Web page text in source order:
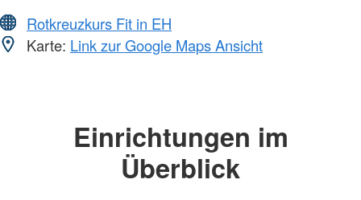
Rotkreuzkurs Fit in EH
Karte: Link zur Google Maps Ansicht
Einrichtungen im
Überblick